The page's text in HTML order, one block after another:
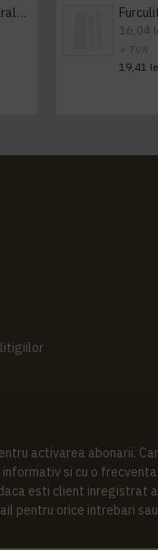
Prosop derulare centrala 1 pliu, 300 m Tork
16,04
+ TVA
19,41
litigiilor
activarea abonarii.
si cu o frecventa
esti client inregistrat
pentru orice intrebari